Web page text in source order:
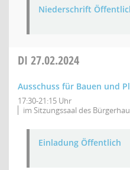
Niederschrift
DI 27.02.2024
Ausschuss für Bauen und
17:30-21:15 Uhr
im Sitzungssaal des
Einladung Öffentlich